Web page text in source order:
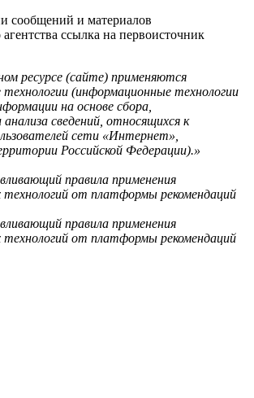
сообщений и материалов
ссылка на первоисточник
ресурсе (сайте) применяются
технологии (информационные технологии
на основе сбора,
сведений, относящихся к
сети «Интернет»,
Российской Федерации).»
правила применения
технологий от платформы рекомендаций
правила применения
технологий от платформы рекомендаций